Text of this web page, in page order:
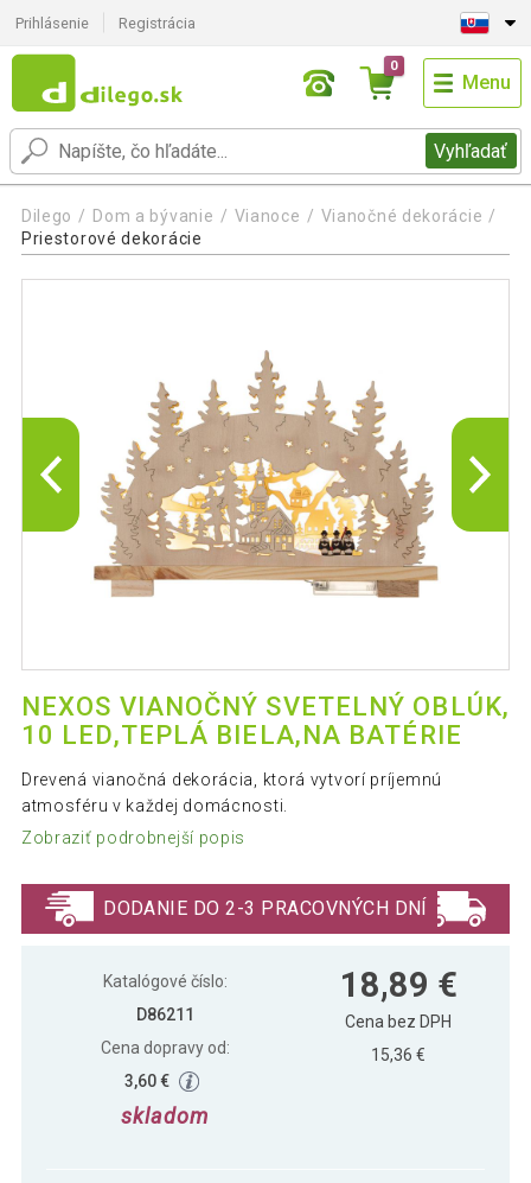
Prihlásenie Registrácia
Vyhľadať
0
Menu
Dilego Dom a bývanie Vianoce
Vianočné dekorácie
Priestorové dekorácie
NEXOS VIANOČNÝ SVETELNÝ OBLÚK,
10 LED,TEPLÁ BIELA,NA BATÉRIE
Drevená vianočná dekorácia, ktorá vytvorí príjemnú
atmosféru v každej domácnosti.
Zobraziť podrobnejší popis
DODANIE DO 2-3 PRACOVNÝCH DNÍ
Katalógové číslo:
D86211
Cena dopravy od:
3,60 €
skladom
18,89 €
Cena bez DPH
15,36 €